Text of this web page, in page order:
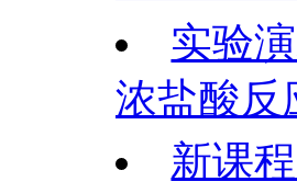
实验
浓盐酸反
新课